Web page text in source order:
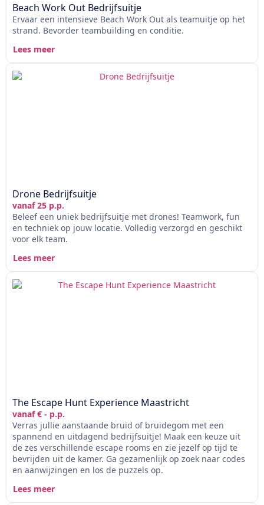
Beach Work Out Bedrijfsuitje
Ervaar een intensieve Beach Work Out als teamuitje op het
strand. Bevorder teambuilding en conditie.
Lees meer
Drone Bedrijfsuitje
vanaf 25 p.p.
Beleef een uniek bedrijfsuitje met drones! Teamwork, fun
en techniek op jouw locatie. Volledig verzorgd en geschikt
voor elk team.
Lees meer
The Escape Hunt Experience Maastricht
vanaf € - p.p.
Verras jullie aanstaande bruid of bruidegom met een
spannend en uitdagend bedrijfsuitje! Maak een keuze uit
de zes verschillende escape rooms en zie jezelf op tijd te
bevrijden uit de kamer. Ga gezamenlijk op zoek naar codes
en aanwijzingen en los de puzzels op.
Lees meer